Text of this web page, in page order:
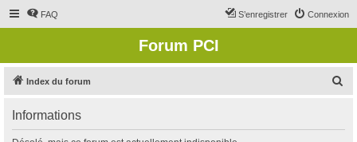
FAQ Connexion
S’enregistrer
Forum PCI
Index du forum
Informations